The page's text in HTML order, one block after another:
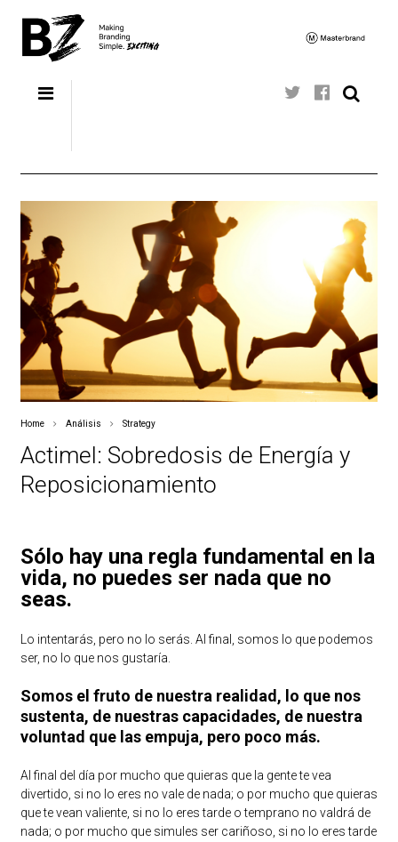
Home Análisis Strategy
Actimel: Sobredosis de Energía y
Reposicionamiento
Sólo hay una regla fundamental en la
vida, no puedes ser nada que no
seas.
Lo intentarás, pero no lo serás. Al final, somos lo que podemos
ser, no lo que nos gustaría.
Somos el fruto de nuestra realidad, lo que nos
sustenta, de nuestras capacidades, de nuestra
voluntad que las empuja, pero poco más.
Al final del día por mucho que quieras que la gente te vea
divertido, si no lo eres no vale de nada; o por mucho que quieras
que te vean valiente, si no lo eres tarde o temprano no valdrá de
nada; o por mucho que simules ser cariñoso, si no lo eres tarde